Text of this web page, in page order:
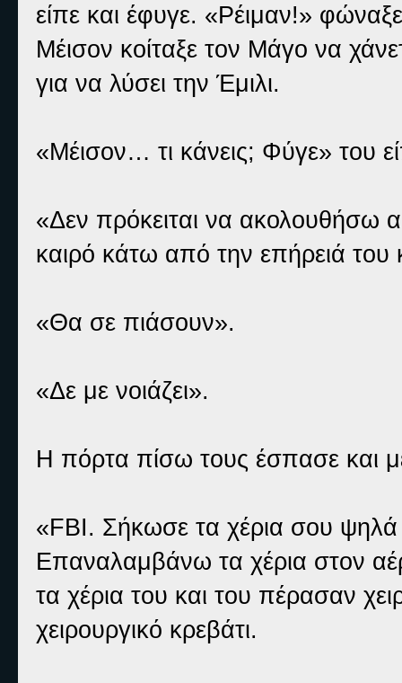
είπε και έφυγε. «Ρέιμαν!»
Μέισον κοίταξε τον Μάγο να
για να λύσει την Έμιλι.
«Μέισον… τι κάνεις; Φύγε» του
«Δεν πρόκειται να ακολουθήσω
καιρό κάτω από την επήρειά
«Θα σε πιάσουν».
«Δε με νοιάζει».
Η πόρτα πίσω τους έσπασε και
«FBI. Σήκωσε τα χέρια σου ψηλά
Επαναλαμβάνω τα χέρια στον
τα χέρια του και του πέρασαν
χειρουργικό κρεβάτι.